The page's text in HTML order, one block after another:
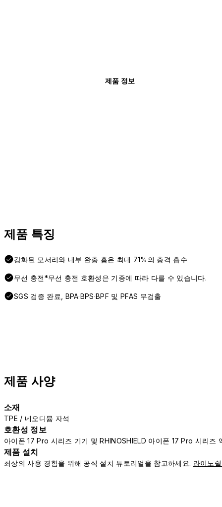
제품 정보
제품 특징
강화된 모서리와 내부 완충 홈은 최대 71%의 충격 흡수
무선 충전*무선 충전 호환성은 기종에 따라 다를 수 있습니다.
SGS 검증 완료, BPA·BPS·BPF 및 PFAS 무검출
제품 사양
소재
TPE / 네오디뮴 자석
호환성 정보
아이폰 17 Pro 시리즈 기기 및 RHINOSHIELD 아이폰 17 Pro 시리즈
제품 설치
최상의 사용 경험을 위해 공식 설치 튜토리얼을 참고하세요. 라이노